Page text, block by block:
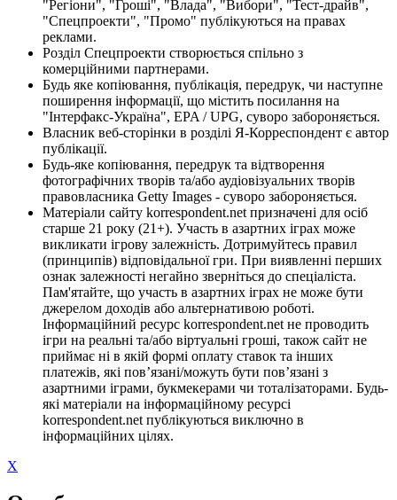
"Регіони", "Гроші", "Влада", "Вибори", "Тест-драйв",
"Спецпроекти", "Промо" публікуються на правах
реклами.
Розділ Спецпроекти створюється спільно з
комерційними партнерами.
Будь яке копіювання, публікація, передрук, чи наступне
поширення інформації, що містить посилання на
"Інтерфакс-Україна", EPA / UPG, суворо забороняється.
Власник веб-сторінки в розділі Я-Корреспондент є автор
публікації.
Будь-яке копіювання, передрук та відтворення
фотографічних творів та/або аудіовізуальних творів
правовласника Getty Images - суворо забороняється.
Матеріали сайту korrespondent.net призначені для осіб
старше 21 року (21+). Участь в азартних іграх може
викликати ігрову залежність. Дотримуйтесь правил
(принципів) відповідальної гри. При виявленні перших
ознак залежності негайно зверніться до спеціаліста.
Пам'ятайте, що участь в азартних іграх не може бути
джерелом доходів або альтернативою роботі.
Інформаційний ресурс korrespondent.net не проводить
ігри на реальні та/або віртуальні гроші, також сайт не
приймає ні в якій формі оплату ставок та інших
платежів, які пов’язані/можуть бути пов’язані з
азартними іграми, букмекерами чи тоталізаторами. Будь-
які матеріали на інформаційному ресурсі
korrespondent.net публікуються виключно в
інформаційних цілях.
X